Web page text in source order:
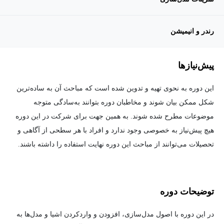
رندر و انیمیشن
پیش‌نیاز‌ها
این دوره به نحوی تهیه و تدوین شده است که مباحث آن به ساده‌ترین
شکل ممکن بیان شوند و مخاطبان دوره بتوانند به‌سادگی متوجه
موضوعات مطرح شده شوند. به همین جهت برای شرکت در این دوره
هیچ پیش‌نیاز به خصوصی وجود ندارد و افراد با هر سطحی از آگاهی و
تحصیلات می‌توانند از مباحث این دوره نهایت استفاده را داشته باشند.
توضیحات دوره
در این دوره با اصول مدل‌سازی، افزودن و واردکردن اشیا و مدل‌ها به